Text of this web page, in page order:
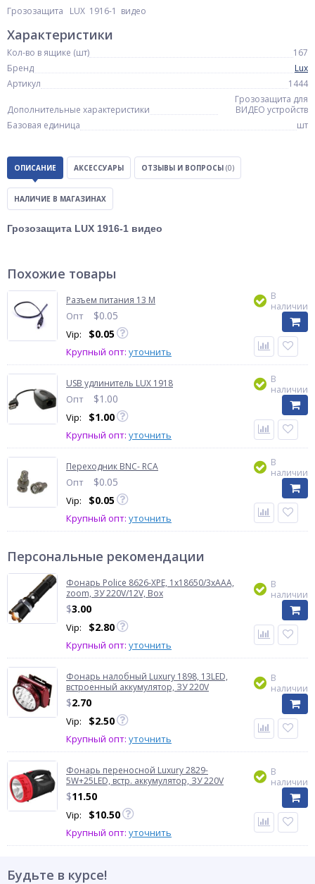
Грозозащита LUX 1916-1 видео
Характеристики
Кол-во в ящике (шт)
167
Бренд
Lux
Артикул
1444
Дополнительные характеристики
Грозозащита для
ВИДЕО устройств
Базовая единица
шт
ОПИСАНИЕ АКСЕССУАРЫ ОТЗЫВЫ И ВОПРОСЫ (0)
НАЛИЧИЕ В МАГАЗИНАХ
Грозозащита LUX 1916-1 видео
Похожие товары
Разъем питания 13 М
Опт $0.05
Vip: $0.05
Крупный опт: уточнить
В
наличии
USB удлинитель LUX 1918
Опт $1.00
Vip: $1.00
Крупный опт: уточнить
В
наличии
Переходник BNC- RCA
Опт $0.05
Vip: $0.05
Крупный опт: уточнить
В
наличии
Персональные рекомендации
Фонарь Police 8626-XPE, 1х18650/3xAAA,
zoom, ЗУ 220V/12V, Box
$3.00
Vip: $2.80
Крупный опт: уточнить
В
наличии
Фонарь налобный Luxury 1898, 13LED,
встроенный аккумулятор, ЗУ 220V
$2.70
Vip: $2.50
Крупный опт: уточнить
В
наличии
Фонарь переносной Luxury 2829-
5W+25LED, встр. аккумулятор, ЗУ 220V
$11.50
Vip: $10.50
Крупный опт: уточнить
В
наличии
Будьте в курсе!